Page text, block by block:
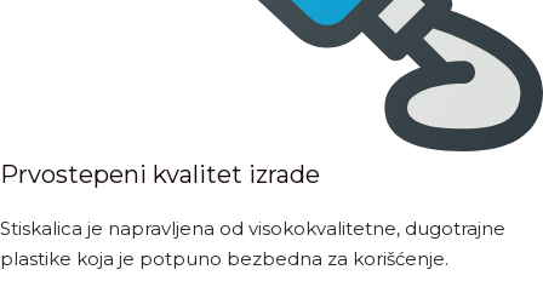
Prvostepeni kvalitet izrade
Stiskalica je napravljena od visokokvalitetne, dugotrajne
plastike koja je potpuno bezbedna za korišćenje.